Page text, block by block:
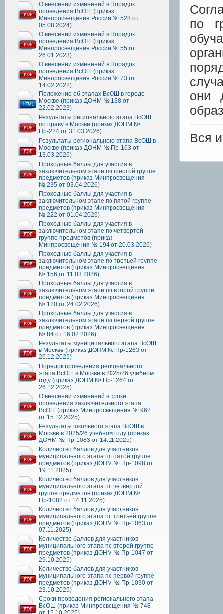
О внесении изменений в Порядок
проведения ВсОШ (приказ
Минпросвещения России № 528 от
05.08.2024)
О внесении изменений в Порядок
проведения ВсОШ (приказ
Минпросвещения России № 55 от
26.01.2023)
О внесении изменений в Порядок
проведения ВсОШ (приказ
Минпросвещения России № 73 от
14.02.2022)
Положение об этапах ВсОШ в городе
Москве (приказ ДОНМ № 138 от
22.02.2023)
Результаты регионального этапа ВсОШ
по праву в Москве (приказ ДОНМ №
Пр-224 от 31.03.2026)
Результаты регионального этапа ВсОШ в
Москве (приказ ДОНМ № Пр-163 от
13.03.2026)
Проходные баллы для участия в
заключительном этапе по шестой группе
предметов (приказ Минпросвещения
№ 235 от 03.04.2026)
Проходные баллы для участия в
заключительном этапе по пятой группе
предметов (приказ Минпросвещения
№ 222 от 01.04.2026)
Проходные баллы для участия в
заключительном этапе по четвертой
группе предметов (приказ
Минпросвещения № 194 от 20.03.2026)
Проходные баллы для участия в
заключительном этапе по третьей группе
предметов (приказ Минпросвещения
№ 156 от 11.03.2026)
Проходные баллы для участия в
заключительном этапе по второй группе
предметов (приказ Минпросвещения
№ 120 от 24.02.2026)
Проходные баллы для участия в
заключительном этапе по первой группе
предметов (приказ Минпросвещения
№ 84 от 16.02.2026)
Результаты муниципального этапа ВсОШ
в Москве (приказ ДОНМ № Пр-1263 от
26.12.2025)
Порядок проведения регионального
этапа ВсОШ в Москве в 2025/26 учебном
году (приказ ДОНМ № Пр-1264 от
26.12.2025)
О внесении изменений в сроки
проведения заключительного этапа
ВсОШ (приказ Минпросвещения № 962
от 15.12.2025)
Результаты школьного этапа ВсОШ в
Москве в 2025/26 учебном году (приказ
ДОНМ № Пр-1083 от 14.11.2025)
Количество баллов для участников
муниципального этапа по пятой группе
предметов (приказ ДОНМ № Пр-1098 от
19.11.2025)
Количество баллов для участников
муниципального этапа по четвертой
группе предметов (приказ ДОНМ №
Пр-1082 от 14.11.2025)
Количество баллов для участников
муниципального этапа по третьей группе
предметов (приказ ДОНМ № Пр-1063 от
07.11.2025)
Количество баллов для участников
муниципального этапа по второй группе
предметов (приказ ДОНМ № Пр-1047 от
29.10.2025)
Количество баллов для участников
муниципального этапа по первой группе
предметов (приказ ДОНМ № Пр-1030 от
23.10.2025)
Сроки проведения регионального этапа
ВсОШ (приказ Минпросвещения № 748
от 15.10.2025)
по
они
Вся